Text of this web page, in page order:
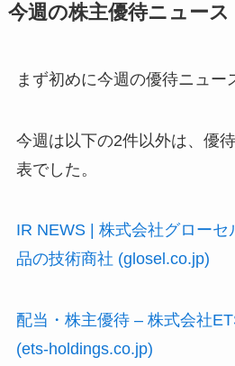
今週の株主優待ニュース
まず初めに今週の優待ニュー
今週は以下の2件以外は、優
表でした。
IR NEWS | 株式会社グローセ
品の技術商社 (glosel.co.jp)
配当・株主優待 – 株式会社
(ets-holdings.co.jp)